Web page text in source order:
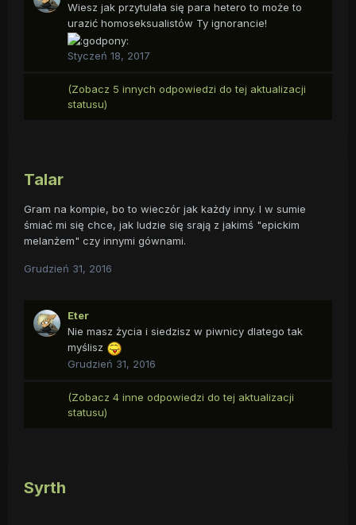
Wiesz jak przytulała się para hetero to może to
urazić homoseksualistów Ty ignorancie!
Styczeń 18, 2017
(Zobacz 5 innych odpowiedzi do tej aktualizacji
statusu)
Talar
Gram na kompie, bo to wieczór jak każdy inny. I w sumie
śmiać mi się chce, jak ludzie się srają z jakimś "epickim
melanżem" czy innymi gównami.
Grudzień 31, 2016
Eter
Nie masz życia i siedzisz w piwnicy dlatego tak
myślisz
Grudzień 31, 2016
(Zobacz 4 inne odpowiedzi do tej aktualizacji
statusu)
Syrth